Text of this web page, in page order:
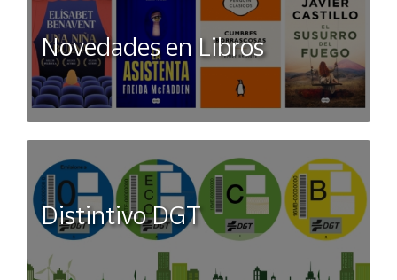
Novedades en Libros
Distintivo DGT